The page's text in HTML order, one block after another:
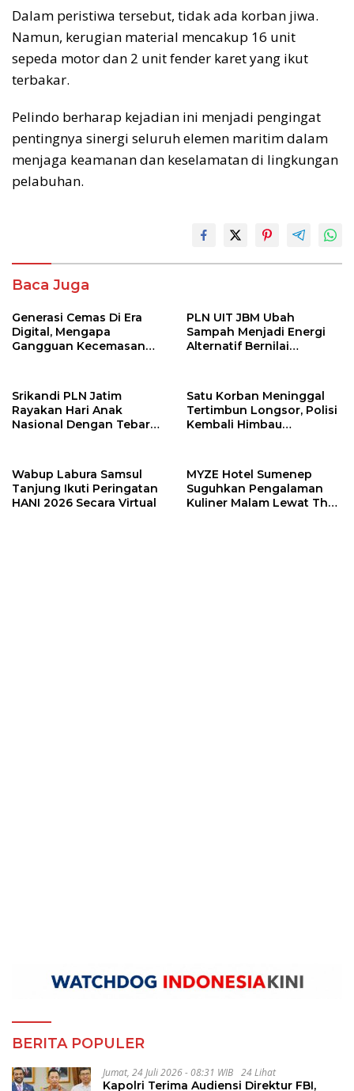
Dalam peristiwa tersebut, tidak ada korban jiwa.
Namun, kerugian material mencakup 16 unit
sepeda motor dan 2 unit fender karet yang ikut
terbakar.
Pelindo berharap kejadian ini menjadi pengingat
pentingnya sinergi seluruh elemen maritim dalam
menjaga keamanan dan keselamatan di lingkungan
pelabuhan.
Baca Juga
Generasi Cemas Di Era
Digital, Mengapa
Gangguan Kecemasan
PLN UIT JBM Ubah
Sampah Menjadi Energi
Alternatif Bernilai
Srikandi PLN Jatim
Rayakan Hari Anak
Nasional Dengan Tebar
Satu Korban Meninggal
Tertimbun Longsor, Polisi
Kembali Himbau
Wabup Labura Samsul
Tanjung Ikuti Peringatan
HANI 2026 Secara Virtual
MYZE Hotel Sumenep
Suguhkan Pengalaman
Kuliner Malam Lewat The
BERITA POPULER
Jumat, 24 Juli 2026 - 08:31 WIB 24 Lihat
Kapolri Terima Audiensi Direktur FBI,